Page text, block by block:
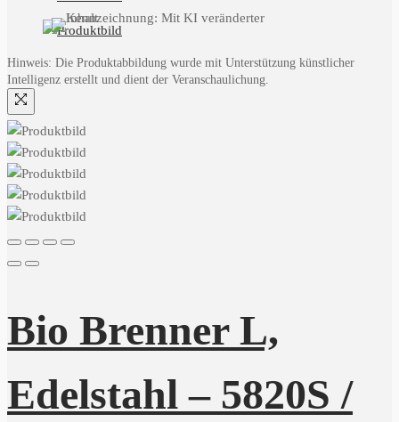
Hinweis: Die Produktabbildung wurde mit Unterstützung künstlicher
Intelligenz erstellt und dient der Veranschaulichung.
Bio Brenner L,
Edelstahl – 5820S /